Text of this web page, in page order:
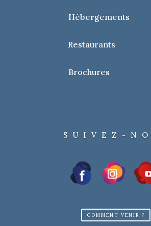
Hébergements
Restaurants
Brochures
SUIVEZ-
COMMENT VENIR ?